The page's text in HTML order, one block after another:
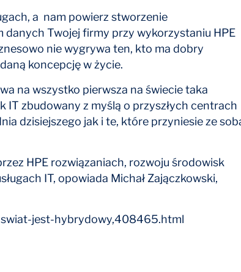
a nam powierz stworzenie
Twojej firmy przy wykorzystaniu HPE
nie wygrywa ten, kto ma dobry
koncepcję w życie.
na wszystko pierwsza na świecie taka
zbudowany z myślą o przyszłych centrach
dzisiejszego jak i te, które przyniesie ze
HPE rozwiązaniach, rozwoju środowisk
IT, opowiada Michał Zajączkowski,
jest-hybrydowy,408465.html